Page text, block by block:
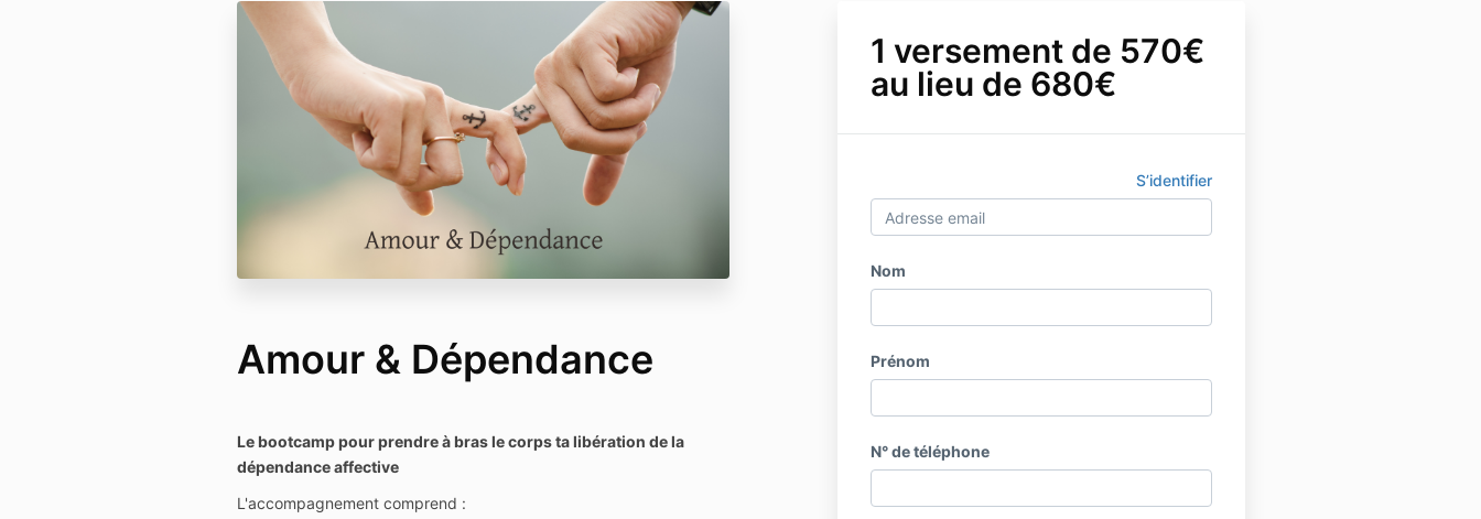
Amour & Dépendance
Le bootcamp pour prendre à bras le corps ta libération de la
dépendance affective
L'accompagnement comprend :
1 versement de 570€
au lieu de 680€
S’identifier
Nom
Prénom
N° de téléphone